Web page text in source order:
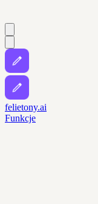
felietony.ai
Funkcje